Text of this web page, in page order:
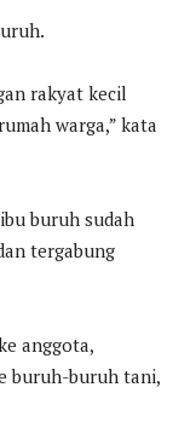
rakyat kecil
warga,” kata
buruh sudah
tergabung
anggota,
buruh-buruh tani,